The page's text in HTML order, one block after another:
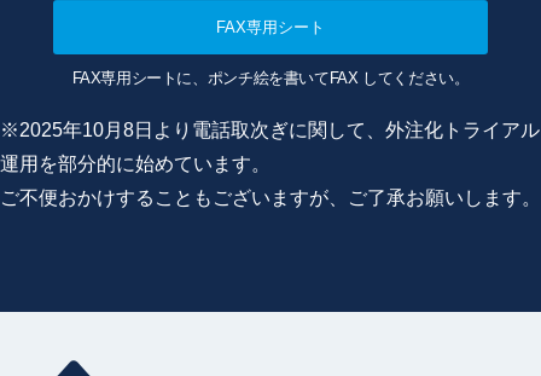
FAX専用シート
FAX専用シートに、ポンチ絵を書いてFAX してください。
※2025年10月8日より電話取次ぎに関して、外注化トライアル
運用を部分的に始めています。
ご不便おかけすることもございますが、ご了承お願いします。